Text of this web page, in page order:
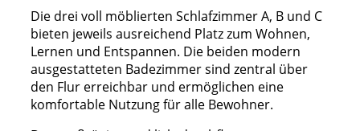
Die drei voll möblierten Schlafzimmer A, B und C
bieten jeweils ausreichend Platz zum Wohnen,
Lernen und Entspannen. Die beiden modern
ausgestatteten Badezimmer sind zentral über
den Flur erreichbar und ermöglichen eine
komfortable Nutzung für alle Bewohner.